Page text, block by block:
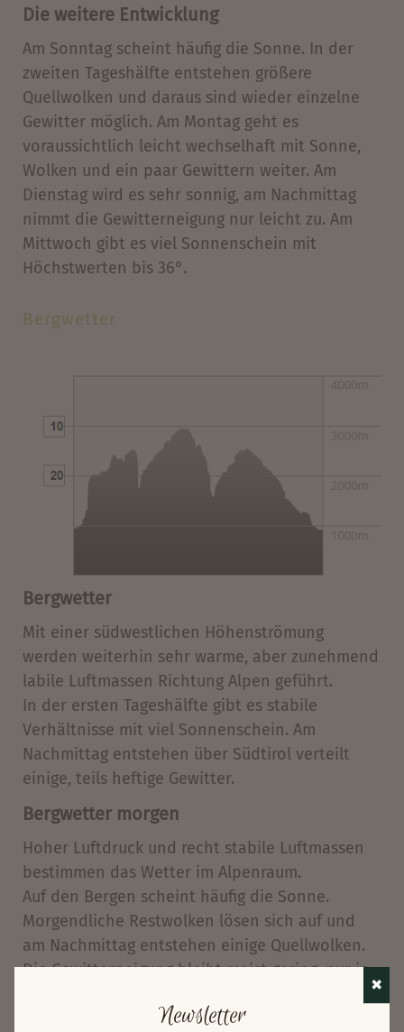
Die weitere Entwicklung
Am Sonntag scheint häufig die Sonne. In der
zweiten Tageshälfte entstehen größere
Quellwolken und daraus sind wieder einzelne
Gewitter möglich. Am Montag geht es
voraussichtlich leicht wechselhaft mit Sonne,
Wolken und ein paar Gewittern weiter. Am
Dienstag wird es sehr sonnig, am Nachmittag
nimmt die Gewitterneigung nur leicht zu. Am
Mittwoch gibt es viel Sonnenschein mit
Höchstwerten bis 36°.
Bergwetter
Bergwetter
Mit einer südwestlichen Höhenströmung
werden weiterhin sehr warme, aber zunehmend
labile Luftmassen Richtung Alpen geführt.
In der ersten Tageshälfte gibt es stabile
Verhältnisse mit viel Sonnenschein. Am
Nachmittag entstehen über Südtirol verteilt
einige, teils heftige Gewitter.
Bergwetter morgen
Hoher Luftdruck und recht stabile Luftmassen
bestimmen das Wetter im Alpenraum.
Auf den Bergen scheint häufig die Sonne.
Morgendliche Restwolken lösen sich auf und
am Nachmittag entstehen einige Quellwolken.
Die Gewitterneigung bleibt meist gering, nur in
✖
Newsletter